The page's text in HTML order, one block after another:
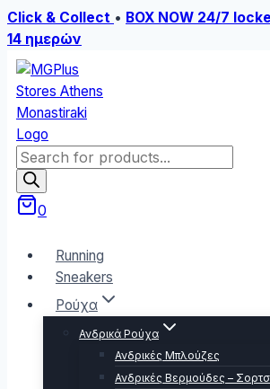
Click & Collect • BOX NOW 24/7
14 ημερών
Skip
to
content
Products
search
0
Running
Sneakers
Ρούχα
Ανδρικά Ρούχα
Ανδρικές Μπλούζες
Ανδρικές Βερμούδες –